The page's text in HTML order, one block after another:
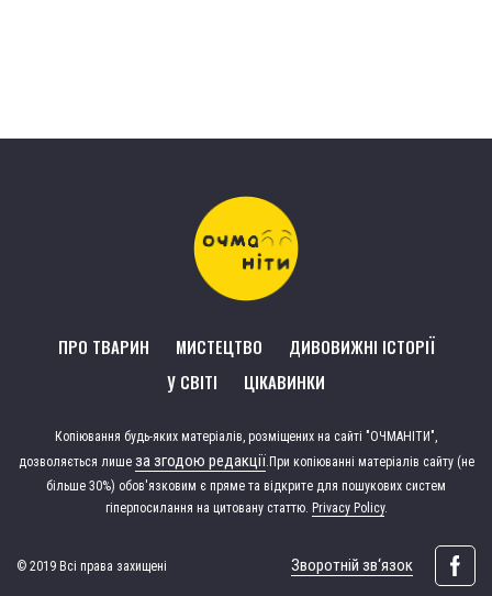
ПРО ТВАРИН МИСТЕЦТВО
ДИВОВИЖНІ ІСТОРІЇ
У СВІТІ
ЦІКАВИНКИ
Зворотній зв‘язок
Копіювання будь-яких матеріалів, розміщених на сайті "ОЧМАНІТИ",
дозволяється лише за згодою редакції. При копіюванні матеріалів сайту (не
більше 30%) обов'язковим є пряме та відкрите для пошукових систем
гіперпосилання на цитовану статтю. Privacy Policy.
© 2019 Всі права захищені